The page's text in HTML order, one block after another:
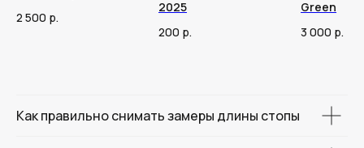
2 500 р.
2025
200 р.
Green
3 000 р.
Как правильно снимать замеры длины стопы